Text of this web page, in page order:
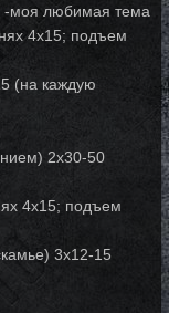
-моя любимая тема
4х15; подъем
(на каждую
2х30-50
4х15; подъем
3х12-15